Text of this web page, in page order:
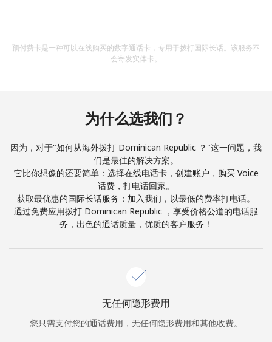
加入
你好！
登录或现在加入 →
忘记密码 →
预付费卡是一种可以在线购买的数字通话卡，专用于拨打国际长话。该服务不
会寄发实体卡。
为什么选我们？
因为，对于"如何从海外拨打 Dominican Republic ？"这一问题，我
们是最佳的解决方案。
它比你想像的还要简单：选择在线电话卡，创建账户，购买 Voice
话费，打电话回家。
获取最优惠的国际长话服务：加入我们，以最低的费率打电话。
通过免费应用拨打 Dominican Republic ，享受价格公道的电话服
务，出色的通话质量，优质的客户服务！
无任何隐形费用
您只需支付您的通话费用，无任何隐形费用和其他收费。